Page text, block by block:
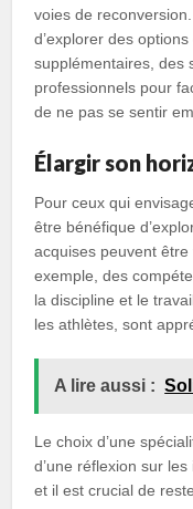
voies de
d’explorer des
supplémentaires, des
professionnels pour
de ne pas se sentir
Élargir son
Pour ceux qui
être bénéfique
acquises peuvent
exemple, des
la discipline et le
les athlètes, sont
A lire aussi :
Le choix d’une
d’une réflexion sur
et il est crucial de